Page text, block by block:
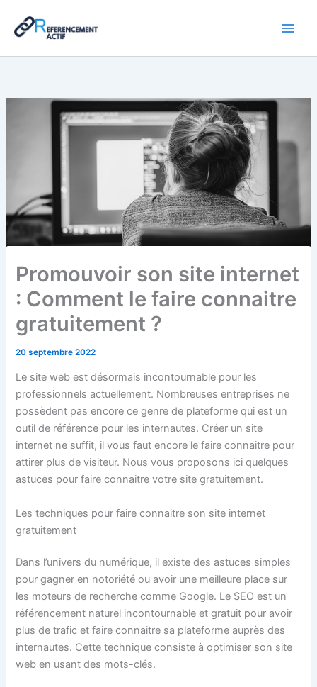
contenu
Promouvoir son site internet
: Comment le faire connaitre
gratuitement ?
20 septembre 2022
Le site web est désormais incontournable pour les
professionnels actuellement. Nombreuses entreprises ne
possèdent pas encore ce genre de plateforme qui est un
outil de référence pour les internautes. Créer un site
internet ne suffit, il vous faut encore le faire connaitre pour
attirer plus de visiteur. Nous vous proposons ici quelques
astuces pour faire connaitre votre site gratuitement.
Les techniques pour faire connaitre son site internet
gratuitement
Dans l’univers du numérique, il existe des astuces simples
pour gagner en notoriété ou avoir une meilleure place sur
les moteurs de recherche comme Google. Le SEO est un
référencement naturel incontournable et gratuit pour avoir
plus de trafic et faire connaitre sa plateforme auprès des
internautes. Cette technique consiste à optimiser son site
web en usant des mots-clés.